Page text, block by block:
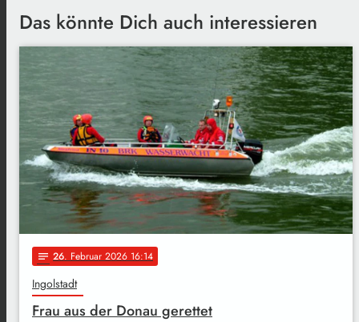
Das könnte Dich auch interessieren
notes 26. Februar 2026 16:14
Ingolstadt
Frau aus der Donau gerettet